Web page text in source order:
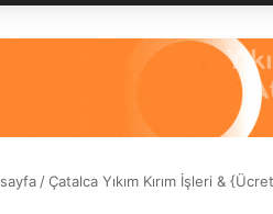
/Çatalca Yıkım Kırım İşleri &